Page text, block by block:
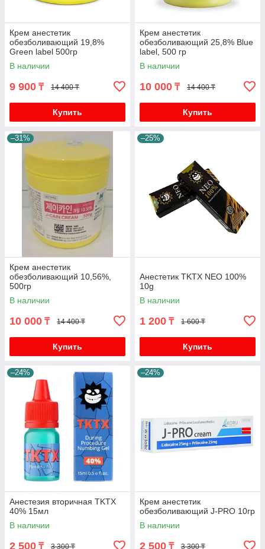
Крем анестетик
обезболивающий 19,8%
Green label 500гр
В наличии
9 900 ₸ 14 400 ₸
Купить
Крем анестетик
обезболивающий 25,8% Blue
label, 500 гр
В наличии
10 000 ₸ 14 400 ₸
Купить
–31%
Крем анестетик
обезболивающий 10,56%,
500гр
В наличии
10 000 ₸ 14 400 ₸
Купить
–25%
Анестетик TKTX NEO 100%
10g
В наличии
1 200 ₸ 1 600 ₸
Купить
–24%
Анестезия вторичная TKTX
40% 15мл
В наличии
2 500 ₸ 3 300 ₸
–24%
Крем анестетик
обезболивающий J-PRO 10гр
В наличии
2 500 ₸ 3 300 ₸